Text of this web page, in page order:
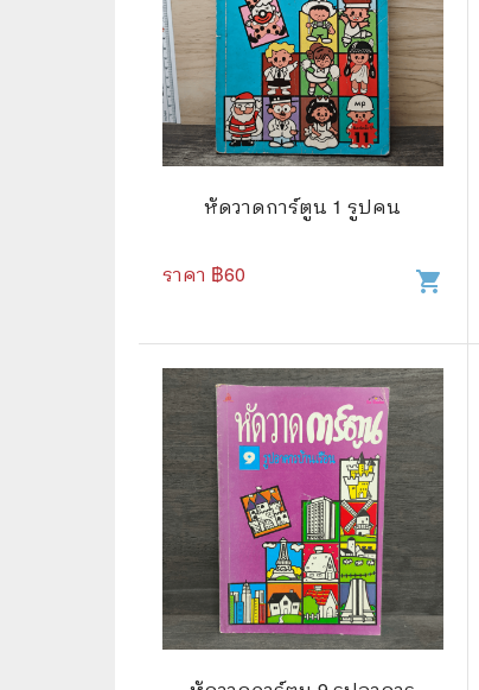
หัดวาดการ์ตูน 1 รูปคน
ราคา ฿60 shopping_cart
สารคดี
🌎 สารคดี ความรู้รอบตัว
💎 เพชร พลอย อัญมณี
🛸 วิทยาศาสตร์ คณิตศาสตร์
🌾 พืช สัตว์
🏡 บ้านและสวน
🎸 ดนตรี ภาพยนตร์
⚽ กีฬา เกม
👸 นางงาม
🖥️ คอมพิวเตอร์ เทคโนโลยี
หนังสือทั่วไป พ็อกเก็ตบุ๊ค
🦄 วรรณกรรม นิยาย เรื่องสั้น